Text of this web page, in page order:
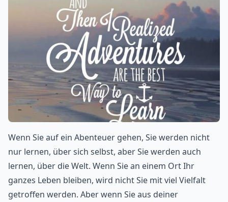
Wenn Sie auf ein Abenteuer gehen, Sie werden nicht
nur lernen, über sich selbst, aber Sie werden auch
lernen, über die Welt. Wenn Sie an einem Ort Ihr
ganzes Leben bleiben, wird nicht Sie mit viel Vielfalt
getroffen werden. Aber wenn Sie aus deiner